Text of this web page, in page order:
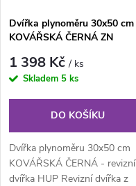
Dvířka plynoměru 30x50 cm
KOVÁŘSKÁ ČERNÁ ZN
1 398 Kč/ ks
Skladem 5 ks
DO KOŠÍKU
Dvířka plynoměru 30x50 cm
KOVÁŘSKÁ ČERNÁ - revizní
dvířka HUP Revizní dvířka z